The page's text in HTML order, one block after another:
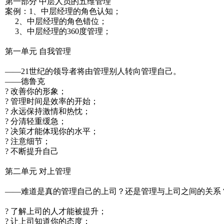
案例：1、中层经理的角色认知；
2、中层经理的角色错位；
3、中层经理的360度管理；
第一单元 自我管理
——21世纪的领导者将由管理别人转向管理自己。
——德鲁克
? 改善你的形象；
? 管理时间是效率的开始；
? 永远保持激情和热忱；
? 分清轻重缓急；
? 决策才能体现你的水平；
? 注意细节；
? 不断提升自己
第二单元 对上管理
——难道是真的管理自己的上司？还是管理与上司之间的关系
? 了解上司的人才能被提升；
? 让上司知道你的态度；